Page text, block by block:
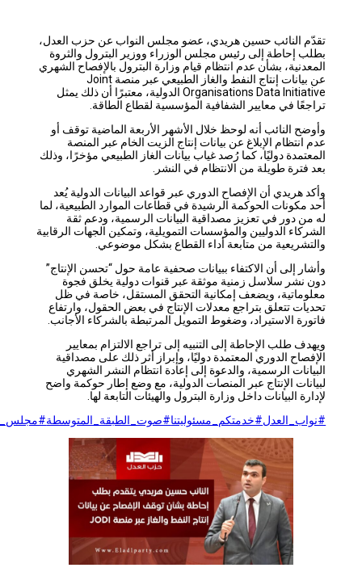
تقدّم النائب حسين هريدي، عضو مجلس النواب عن حزب العدل،
بطلب إحاطة إلى رئيس مجلس الوزراء ووزير البترول والثروة
المعدنية، بشأن عدم انتظام قيام وزارة البترول بالإفصاح الشهري
عن بيانات إنتاج النفط والغاز الطبيعي عبر منصة Joint
Organisations Data Initiative الدولية، معتبرًا أن ذلك يمثل
تراجعًا في معايير الشفافية المؤسسية لقطاع الطاقة.
وأوضح النائب أنه لوحظ خلال الأشهر الأربعة الماضية توقف أو
عدم انتظام الإبلاغ عن بيانات إنتاج الزيت الخام عبر المنصة
المعتمدة دوليًا، كما رُصد غياب بيانات الغاز الطبيعي مؤخرًا، وذلك
بعد فترة طويلة من الانتظام في النشر.
وأكد هريدي أن الإفصاح الدوري عبر قواعد البيانات الدولية يُعد
أحد مكونات الحوكمة الرشيدة في قطاعات الموارد الطبيعية، لما
له من دور في تعزيز مصداقية البيانات الرسمية، ودعم ثقة
الشركاء الدوليين والمؤسسات التمويلية، وتمكين الجهات الرقابية
والتشريعية من متابعة أداء القطاع بشكل موضوعي.
وأشار إلى أن الاكتفاء ببيانات صحفية عامة حول “تحسن الإنتاج”
دون نشر سلاسل زمنية موثقة عبر قنوات دولية يخلق فجوة
معلوماتية، ويضعف إمكانية التحقق المستقل، خاصة في ظل
تحديات تتعلق بتراجع معدلات الإنتاج في بعض الحقول، وارتفاع
فاتورة الاستيراد، وضغوط التمويل المرتبطة بالشركاء الأجانب.
ويهدف طلب الإحاطة إلى التنبيه إلى تراجع الالتزام بمعايير
الإفصاح الدوري المعتمدة دوليًا، وإبراز أثر ذلك على مصداقية
البيانات الرسمية، والدعوة إلى إعادة انتظام النشر الشهري
لبيانات الإنتاج عبر المنصات الدولية، مع وضع إطار حوكمة واضح
لإدارة البيانات داخل وزارة البترول والهيئات التابعة لها.
#نواب_العدل #خدمتكم_مسئوليتنا#صوت_الطبقة_المتوسطة#مجلس_النواب